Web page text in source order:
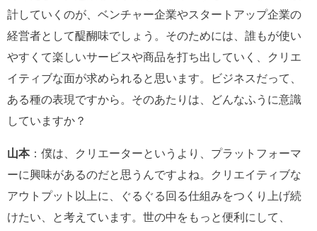
計していくのが、ベンチャー企業やスタートアップ企業の
経営者として醍醐味でしょう。そのためには、誰もが使い
やすくて楽しいサービスや商品を打ち出していく、クリエ
イティブな面が求められると思います。ビジネスだって、
ある種の表現ですから。そのあたりは、どんなふうに意識
していますか？
山本：僕は、クリエーターというより、プラットフォーマ
ーに興味があるのだと思うんですよね。クリエイティブな
アウトプット以上に、ぐるぐる回る仕組みをつくり上げ続
けたい、と考えています。世の中をもっと便利にして、